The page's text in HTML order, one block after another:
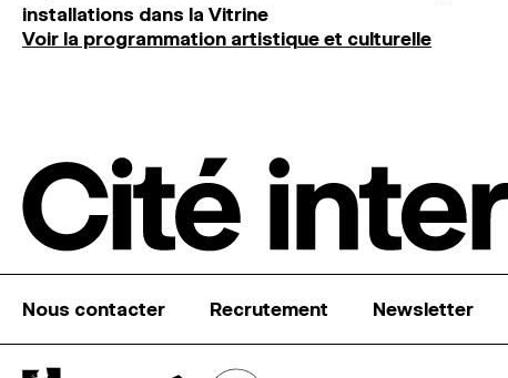
installations dans la Vitrine
Voir la programmation artistique et culturelle
Nous contacter Recrutement Newsletter